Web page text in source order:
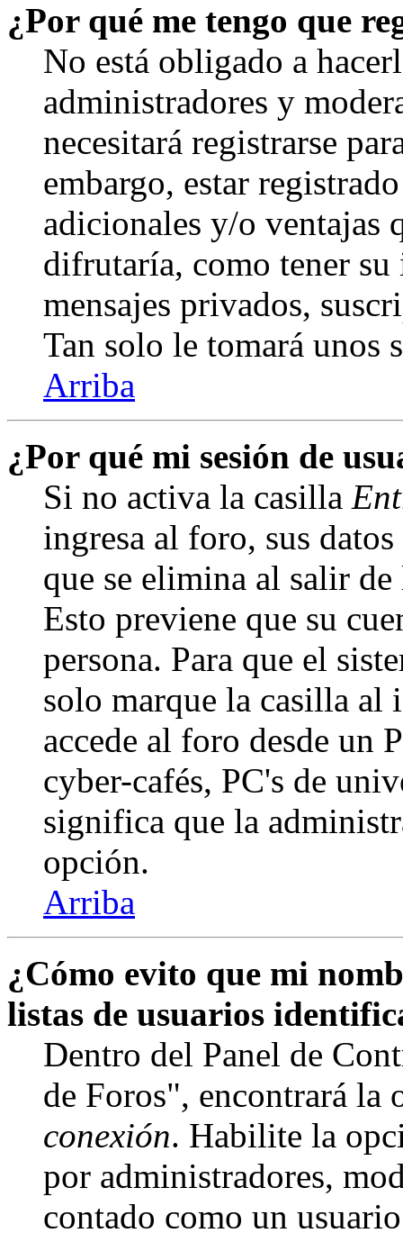
¿Por qué me tengo que
No está obligado a
administradores y
necesitará registrarse
embargo, estar
adicionales y/o ventajas
difrutaría, como tener su
mensajes privados,
Tan solo le tomará unos
Arriba
¿Por qué mi sesión de
Si no activa la casilla
ingresa al foro, sus
que se elimina al salir
Esto previene que su
persona. Para que el
solo marque la casilla al
accede al foro desde un
cyber-cafés, PC's de
significa que la
opción.
Arriba
¿Cómo evito que mi
listas de usuarios
Dentro del Panel de
de Foros", encontrará la
conexión. Habilite la
por administradores,
contado como un